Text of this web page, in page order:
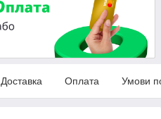
Доставка Оплата Умови